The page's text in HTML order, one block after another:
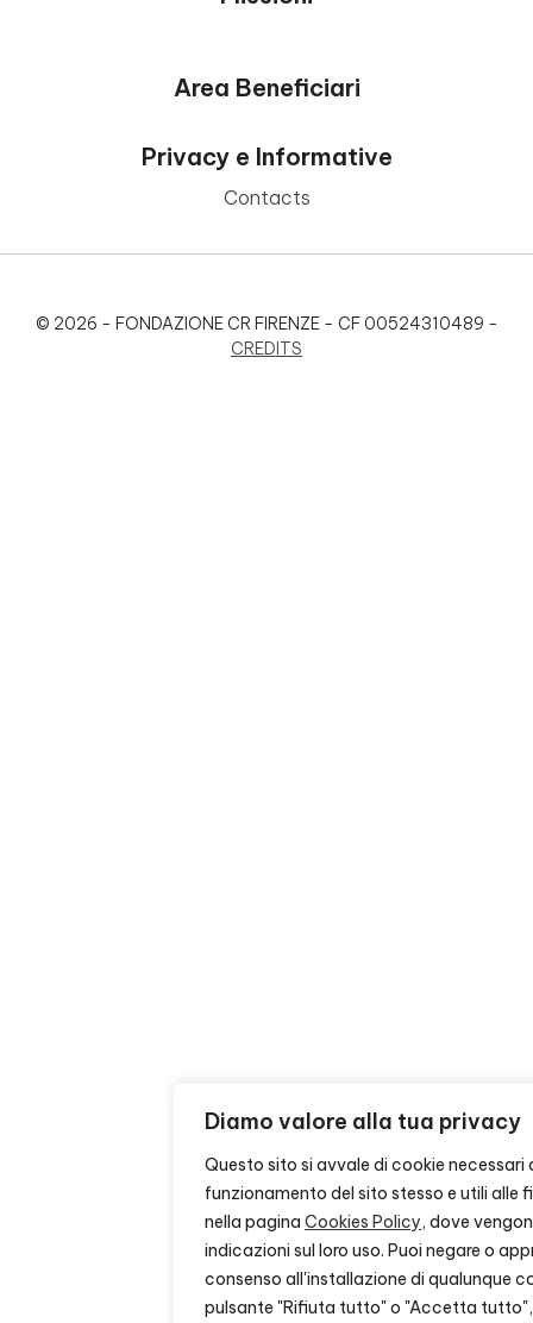
Diamo valore alla tua privacy
Questo sito si avvale di cookie necessari
funzionamento del sito stesso e utili alle
nella pagina Cookies Policy, dove
indicazioni sul loro uso. Puoi negare o
consenso all'installazione di qualunque
pulsante "Rifiuta tutto" o "Accetta
Area Beneficiari
Privacy e Informative
Contacts
© 2026 - FONDAZIONE CR FIRENZE - CF 00524310489 -
CREDITS